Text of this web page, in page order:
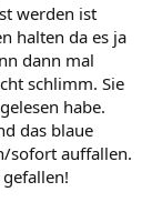
werden ist
halten da es ja
dann mal
schlimm. Sie
habe.
das blaue
sofort auffallen.